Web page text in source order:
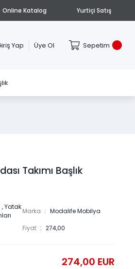
Online Katalog Yurtiçi Satış
Yap Üye Ol Sepetim
Takımı Başlık
,Yatak
Marka Modalife Mobilya
Fiyat 274,00
274,00 EUR